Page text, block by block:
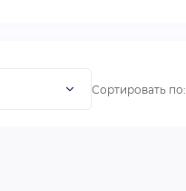
Сортировать по: